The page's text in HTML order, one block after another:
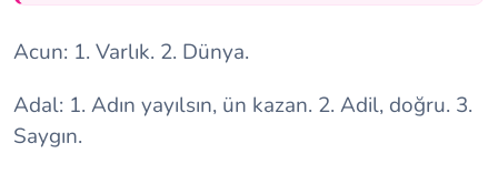
Acun: 1. Varlık. 2. Dünya.
Adal: 1. Adın yayılsın, ün kazan. 2. Adil, doğru. 3.
Saygın.